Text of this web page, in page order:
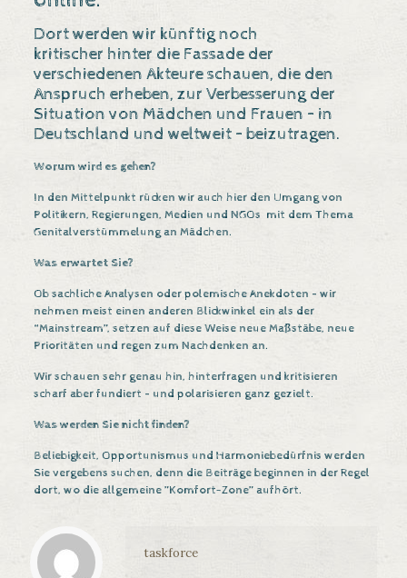
Dort werden wir künftig noch
kritischer hinter die Fassade der
verschiedenen Akteure schauen, die den
Anspruch erheben, zur Verbesserung der
Situation von Mädchen und Frauen – in
Deutschland und weltweit – beizutragen.
Worum wird es gehen?
In den Mittelpunkt rücken wir auch hier den Umgang von
Politikern, Regierungen, Medien und NGOs mit dem Thema
Genitalverstümmelung an Mädchen.
Was erwartet Sie?
Ob sachliche Analysen oder polemische Anekdoten – wir
nehmen meist einen anderen Blickwinkel ein als der
“Mainstream”, setzen auf diese Weise neue Maßstäbe, neue
Prioritäten und regen zum Nachdenken an.
Wir schauen sehr genau hin, hinterfragen und kritisieren
scharf aber fundiert – und polarisieren ganz gezielt.
Was werden Sie nicht finden?
Beliebigkeit, Opportunismus und Harmoniebedürfnis werden
Sie vergebens suchen, denn die Beiträge beginnen in der Regel
dort, wo die allgemeine ”Komfort-Zone” aufhört.
taskforce